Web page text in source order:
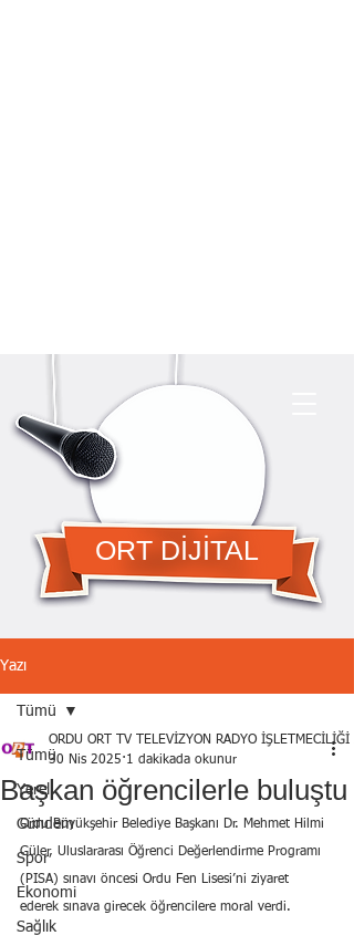
ORT DİJİTAL
Yazı
Tümü
Yerel
Gündem
Spor
Ekonomi
Sağlık
Tümü
Başkan öğrencilerle buluştu
ORDU ORT TV TELEVİZYON RADYO İŞLETMECİLİĞİ
30 Nis 2025 1 dakikada okunur
Ordu Büyükşehir Belediye Başkanı Dr. Mehmet Hilmi
Güler, Uluslararası Öğrenci Değerlendirme Programı
(PISA) sınavı öncesi Ordu Fen Lisesi’ni ziyaret
ederek sınava girecek öğrencilere moral verdi.